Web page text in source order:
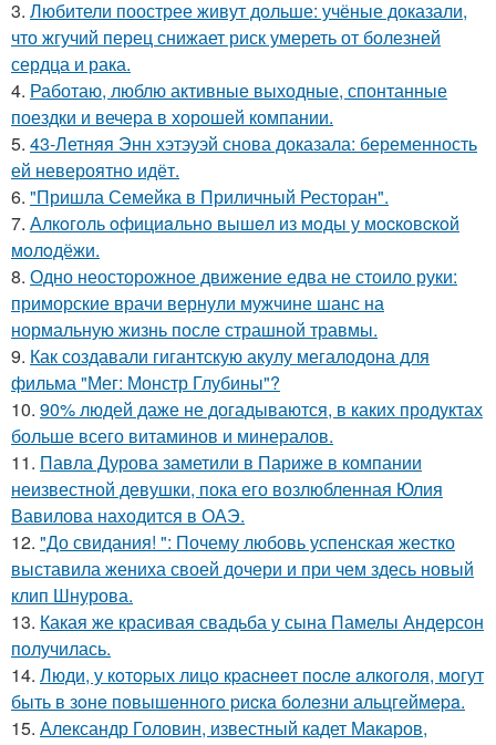
3. Любители поострее живут дольше: учёные доказали,
что жгучий перец снижает риск умереть от болезней
сердца и рака.
4. Работаю, люблю активные выходные, спонтанные
поездки и вечера в хорошей компании.
5. 43-Летняя Энн хэтэуэй снова доказала: беременность
ей невероятно идёт.
6. "Пришла Семейка в Приличный Ресторан".
7. Алкoгoль oфициaльнo вышeл из мoды у мocкoвcкoй
мoлoдёжи.
8. Одно неосторожное движение едва не стоило руки:
приморские врачи вернули мужчине шанс на
нормальную жизнь после страшной травмы.
9. Как создавали гигантскую акулу мегалодона для
фильма "Мег: Монстр Глубины"?
10. 90% людей даже не догадываются, в каких продуктах
больше всего витаминов и минералов.
11. Павла Дурова заметили в Париже в компании
неизвестной девушки, пока его возлюбленная Юлия
Вавилова находится в ОАЭ.
12. "До свидания! ": Почему любовь успенская жестко
выставила жениха своей дочери и при чем здесь новый
клип Шнурова.
13. Какая же красивая свадьба у сына Памелы Андерсон
получилась.
14. Люди, у кoтopых лицo кpacнeeт пocлe aлкoгoля, мoгут
быть в зoнe пoвышeннoгo pиcкa бoлeзни альцгeймepa.
15. Александр Головин, известный кадет Макаров,